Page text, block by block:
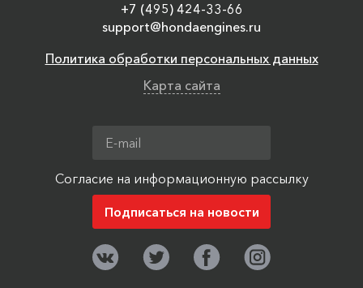
+7 (495) 424-33-66
support@hondaengines.ru
Политика обработки персональных данных
Карта сайта
Согласие на информационную рассылку